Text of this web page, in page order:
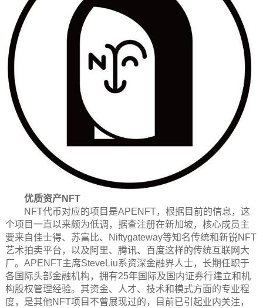
优质资产NFT
NFT代币对应的项目是APENFT，根据目前的信息，这
个项目一直以来颇为低调，据查注册在新加坡，核心成员主
要来自佳士得、苏富比、Niftygateway等知名传统和新锐NFT
艺术拍卖平台，以及阿里、腾讯、百度这样的传统互联网大
厂。APENFT主席SteveLiu系资深金融界人士，长期任职于
各国际头部金融机构，拥有25年国际及国内证券行建立和机
构股权管理经验。其资金、人才、技术和模式方面的专业程
度，是其他NFT项目不曾展现过的，目前已引起业内关注，